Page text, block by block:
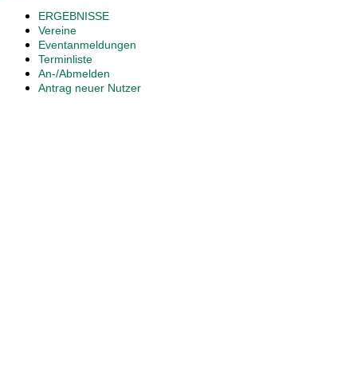
ERGEBNISSE
Vereine
Eventanmeldungen
Terminliste
An-/Abmelden
Antrag neuer Nutzer